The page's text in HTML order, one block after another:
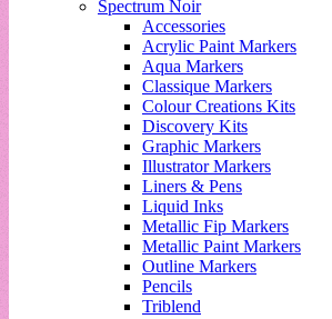
Spectrum Noir
Accessories
Acrylic Paint Markers
Aqua Markers
Classique Markers
Colour Creations Kits
Discovery Kits
Graphic Markers
Illustrator Markers
Liners & Pens
Liquid Inks
Metallic Fip Markers
Metallic Paint Markers
Outline Markers
Pencils
Triblend